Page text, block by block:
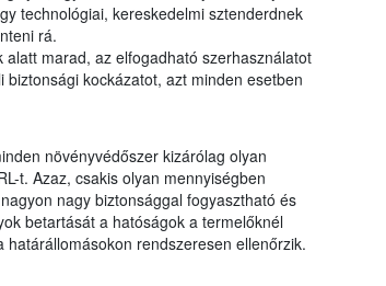
technológiai, kereskedelmi sztenderdnek
rá.
marad, az elfogadható szerhasználatot
kockázatot, azt minden esetben
növényvédőszer kizárólag olyan
t. Azaz, csakis olyan mennyiségben
nagy biztonsággal fogyasztható és
betartását a hatóságok a termelőknél
rendszeresen ellenőrzik.